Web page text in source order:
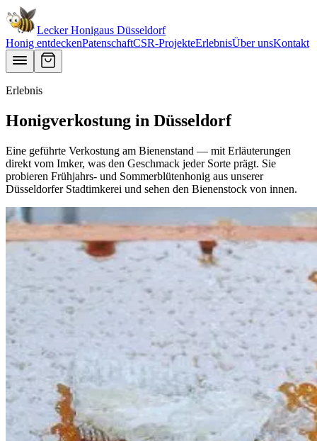
Lecker Honigaus Düsseldorf
Honig entdeckenPatenschaftCSR-ProjekteErlebnisÜber unsKontakt
Erlebnis
Honigverkostung in Düsseldorf
Eine geführte Verkostung am Bienenstand — mit Erläuterungen
direkt vom Imker, was den Geschmack jeder Sorte prägt. Sie
probieren Frühjahrs- und Sommerblütenhonig aus unserer
DüsseldorferStadtimkerei und sehen den Bienenstock von innen.